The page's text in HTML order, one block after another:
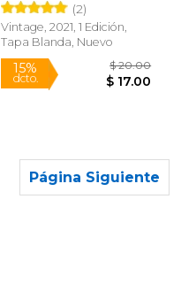
(2)
Vintage, 2021, 1 Edición,
Tapa Blanda, Nuevo
Página Siguiente